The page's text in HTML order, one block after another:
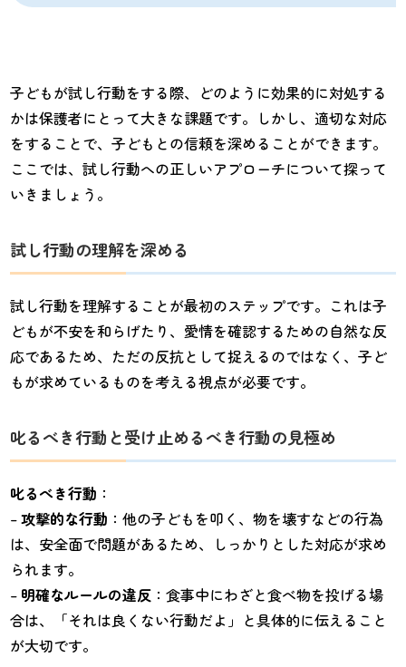
子どもが試し行動をする際、どのように効果的に対処する
かは保護者にとって大きな課題です。しかし、適切な対応
をすることで、子どもとの信頼を深めることができます。
ここでは、試し行動への正しいアプローチについて探って
いきましょう。
試し行動の理解を深める
試し行動を理解することが最初のステップです。これは子
どもが不安を和らげたり、愛情を確認するための自然な反
応であるため、ただの反抗として捉えるのではなく、子ど
もが求めているものを考える視点が必要です。
叱るべき行動と受け止めるべき行動の見極め
叱るべき行動 ：
–攻撃的な行動 ：他の子どもを叩く、物を壊すなどの行為
は、安全面で問題があるため、しっかりとした対応が求め
られます。
– 明確なルールの違反 ：食事中にわざと食べ物を投げる場
合は、「それは良くない行動だよ」と具体的に伝えること
が大切です。